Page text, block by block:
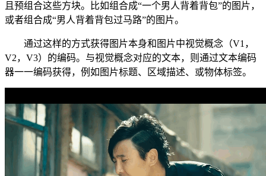
且预组合这些方块。比如组合成“一个男人背着背包”的图片，
或者组合成“男人背着背包过马路”的图片。
通过这样的方式获得图片本身和图片中视觉概念（V1，
V2，V3）的编码。与视觉概念对应的文本，则通过文本编码
器一一编码获得，例如图片标题、区域描述、或物体标签。